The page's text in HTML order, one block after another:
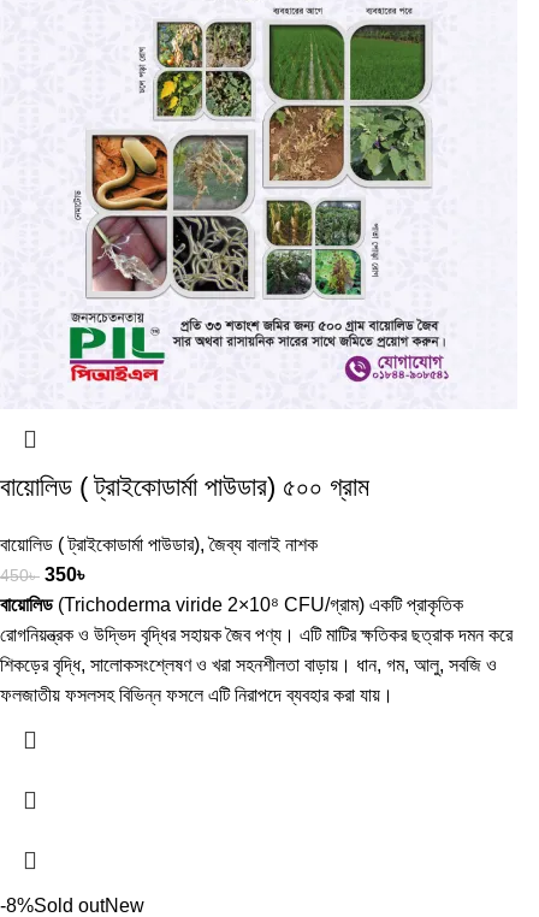
বায়োলিড ( ট্রাইকোডার্মা পাউডার) ৫০০ গ্রাম
বায়োলিড ( ট্রাইকোডার্মা পাউডার),জৈব্য বালাই নাশক
450৳ 350৳
বায়োলিড(Trichoderma viride 2×10⁸ CFU/গ্রাম) একটি প্রাকৃতিক
রোগনিয়ন্ত্রক ও উদ্ভিদ বৃদ্ধির সহায়ক জৈব পণ্য। এটি মাটির ক্ষতিকর ছত্রাক দমন করে
শিকড়ের বৃদ্ধি, সালোকসংশ্লেষণ ও খরা সহনশীলতা বাড়ায়। ধান, গম, আলু, সবজি ও
ফলজাতীয় ফসলসহ বিভিন্ন ফসলে এটি নিরাপদে ব্যবহার করা যায়।
-8%Sold outNew